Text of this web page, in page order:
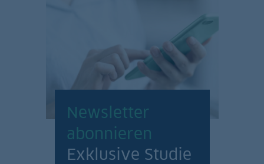
Newsletter
abonnieren
Exklusive Studie